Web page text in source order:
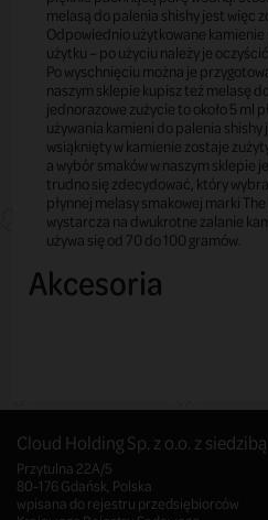
melasą do palenia shishy jest więc
Odpowiednio użytkowane
użytku – po użyciu należy je
Po wyschnięciu można je
naszym sklepie kupisz też melasę
jednorazowe zużycie to około 5 ml
używania kamieni do palenia shishy
wsiąknięty w kamienie zostaje
a wybór smaków w naszym sklepie
trudno się zdecydować, który
płynnej melasy smakowej marki
wystarcza na dwukrotne zalanie
używa się od 70 do 100 gramów.
Akcesoria
Cloud Holding Sp. z o.o. z
Przytulna 22A/5
80-176 Gdańsk, Polska
wpisana do rejestru przedsiębiorców